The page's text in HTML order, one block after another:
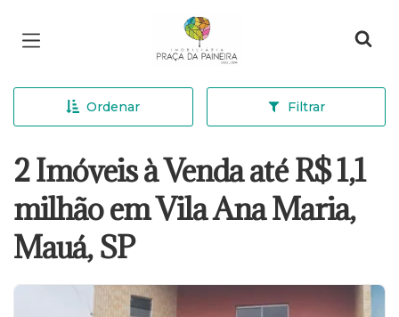
Página inicial
Ordenar Filtrar
2 Imóveis à Venda até R$ 1,1
milhão em Vila Ana Maria,
Mauá, SP